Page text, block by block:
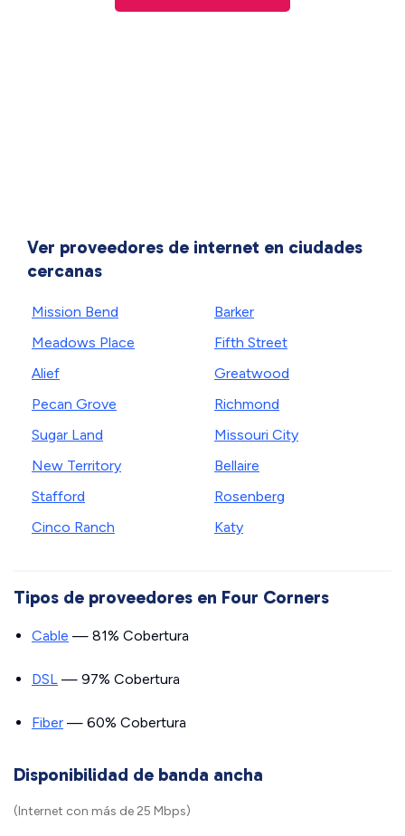
Ver proveedores de internet en ciudades
cercanas
Mission Bend
Meadows Place
Alief
Pecan Grove
Sugar Land
New Territory
Stafford
Cinco Ranch
Barker
Fifth Street
Greatwood
Richmond
Missouri City
Bellaire
Rosenberg
Katy
Tipos de proveedores en Four Corners
Cable — 81% Cobertura
DSL — 97% Cobertura
Fiber — 60% Cobertura
Disponibilidad de banda ancha
(Internet con más de 25 Mbps)